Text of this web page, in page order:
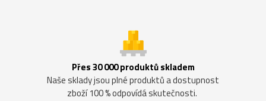
Přes 30 000 produktů skladem
Naše sklady jsou plné produktů a dostupnost
zboží 100 % odpovídá skutečnosti.